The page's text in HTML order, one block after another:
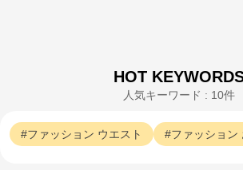
HOT
人気キーワード : 10件
ファッション ウエスト ファッション